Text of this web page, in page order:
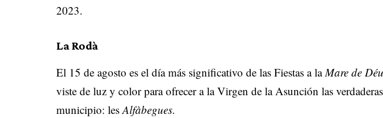
2023.
La Rodà
El 15 de agosto es el día más significativo de las Fiestas a laMare de
viste de luz y color para ofrecer a la Virgen de la Asunción las
municipio: lesAlfàbegues.